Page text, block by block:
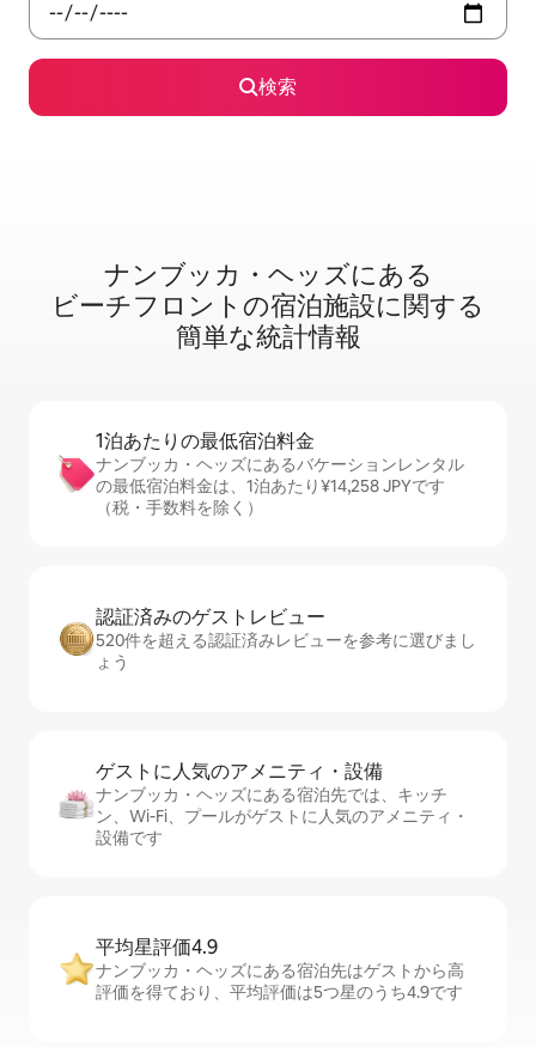
検索
ナンブッカ・ヘッズに⁠あ⁠る
ビ⁠ー⁠チ⁠フ⁠ロ⁠ン⁠ト⁠の宿⁠泊⁠施⁠設⁠に関⁠す⁠る
簡⁠単⁠な統⁠計⁠情⁠報
1泊あたりの最⁠低⁠宿⁠泊⁠料⁠金
ナンブッカ・ヘッズにあるバケーションレンタル
の最低宿泊料金は、1泊あたり¥14,258 JPYです
（税・手数料を除く）
認証済みのゲ⁠ス⁠ト⁠レ⁠ビ⁠ュ⁠ー
520件を超える認証済みレビューを参考に選びまし
ょう
ゲストに人⁠気⁠のア⁠メ⁠ニ⁠テ⁠ィ・設⁠備
ナンブッカ・ヘッズにある宿泊先では、キッチ
ン、Wi-Fi、プールがゲストに人気のアメニティ・
設備です
平均星評価4.9
ナンブッカ・ヘッズにある宿泊先はゲストから高
評価を得ており、平均評価は5つ星のうち4.9です